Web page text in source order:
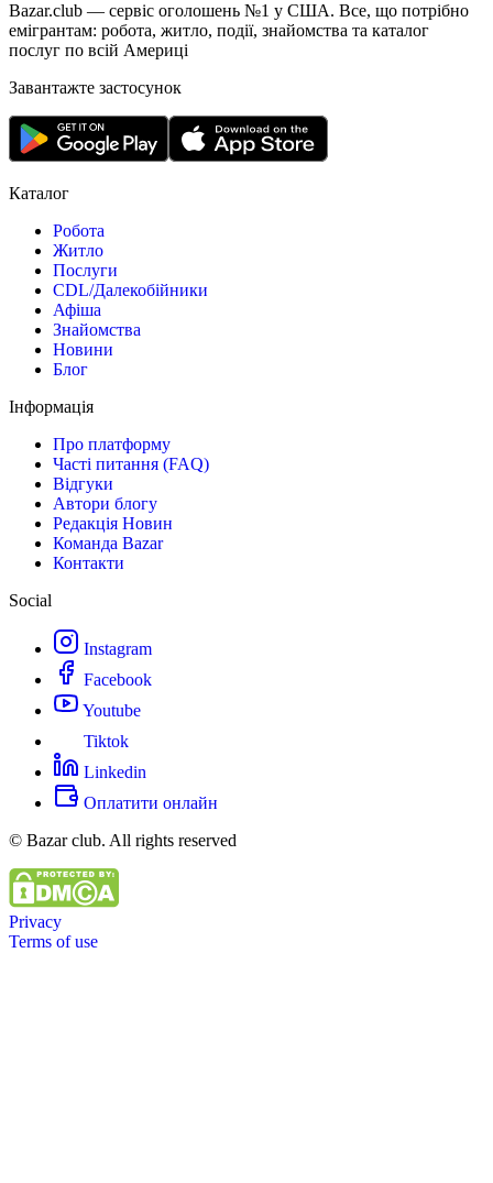
Bazar.club — сервіс оголошень №1 у США. Все, що потрібно
емігрантам: робота, житло, події, знайомства та каталог
послуг по всій Америці
Завантажте застосунок
Каталог
Робота
Житло
Послуги
CDL/Далекобійники
Афіша
Знайомства
Новини
Блог
Інформація
Про платформу
Часті питання (FAQ)
Відгуки
Автори блогу
Редакція Новин
Команда Bazar
Контакти
Social
Instagram
Facebook
Youtube
Tiktok
Linkedin
Оплатити онлайн
© Bazar club. All rights reserved
Privacy
Terms of use